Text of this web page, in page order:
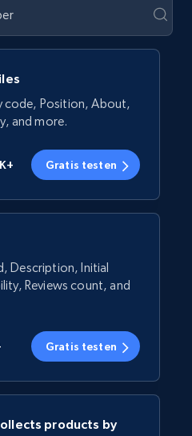
code, Position, About,
and more.
Gratis testen
Description, Initial
Reviews count, and
Gratis testen
products by